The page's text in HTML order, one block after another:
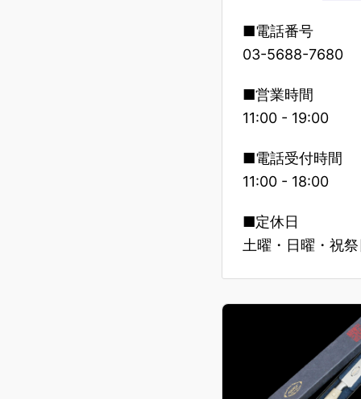
■電話番号
03-5688-7680
■営業時間
11:00 - 19:00
■電話受付時間
11:00 - 18:00
■定休日
土曜・日曜・祝